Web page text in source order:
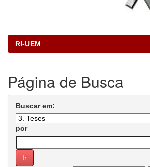
RI-UEM
Página de Busca
Buscar em:
por